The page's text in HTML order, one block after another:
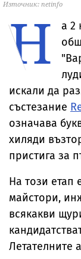
Източник: netinfo
Н
а 2
искали да
състезание
означава
хиляди
пристига за
На този етап
майстори,
всякакви
Летателните